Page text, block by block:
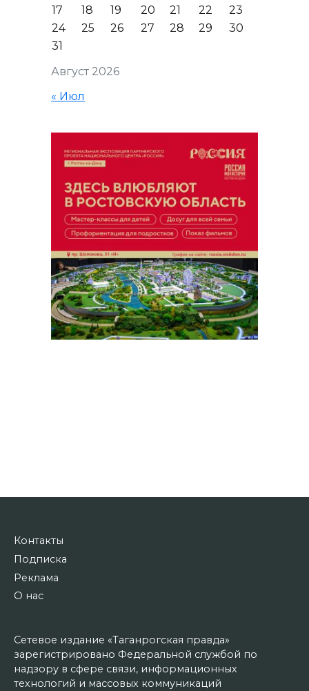
Август 2026
17
18 19 20 21 22
23
24
25 26 27 28 29
30
31
« Июл
Контакты
Подписка
Реклама
О нас
Сетевое издание «Таганрогская правда»
зарегистрировано Федеральной службой по
надзору в сфере связи, информационных
технологий и массовых коммуникаций